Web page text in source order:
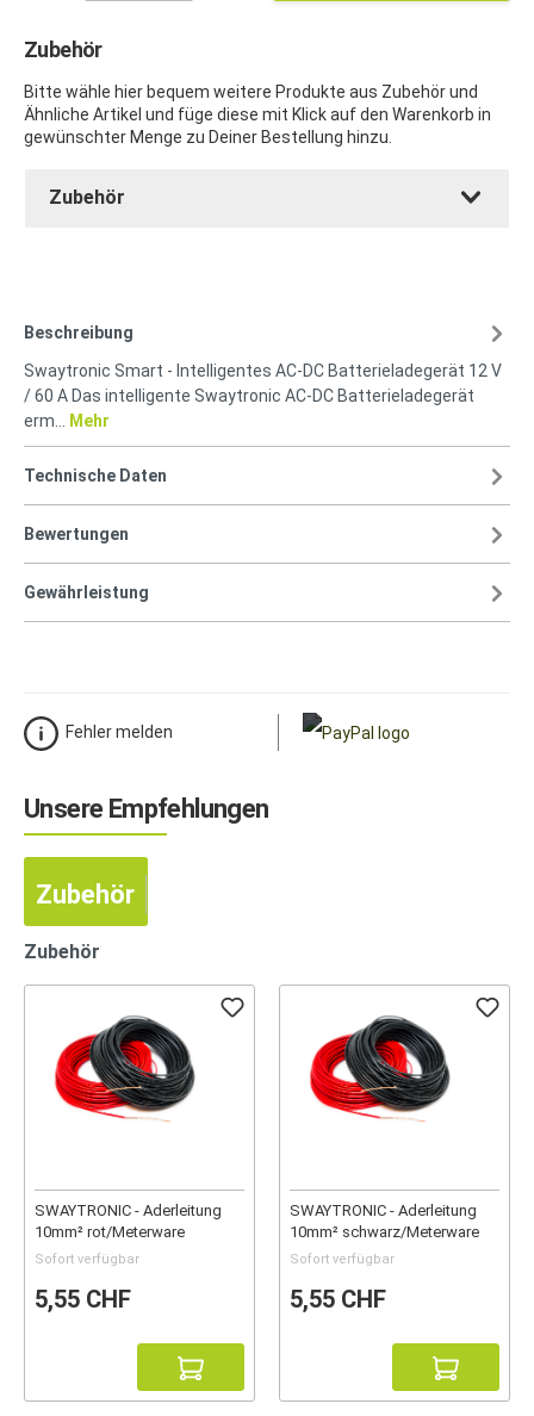
Zubehör
Bitte wähle hier bequem weitere Produkte aus Zubehör und
Ähnliche Artikel und füge diese mit Klick auf den Warenkorb in
gewünschter Menge zu Deiner Bestellung hinzu.
Zubehör
Beschreibung
Swaytronic Smart - Intelligentes AC-DC Batterieladegerät 12 V
/ 60 A Das intelligente Swaytronic AC-DC Batterieladegerät
erm…
Mehr
Technische Daten
Bewertungen
Gewährleistung
Fehler melden
Unsere Empfehlungen
Zubehör
Zubehör
SWAYTRONIC - Aderleitung
10mm² rot/Meterware
Sofort verfügbar
5,55 CHF
SWAYTRONIC - Aderleitung
10mm² schwarz/Meterware
Sofort verfügbar
5,55 CHF